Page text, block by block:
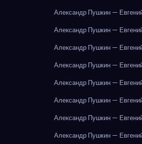
Александр Пушкин —
Александр Пушкин —
Александр Пушкин —
Александр Пушкин —
Александр Пушкин —
Александр Пушкин —
Александр Пушкин —
Александр Пушкин —